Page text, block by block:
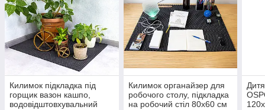
Килимок підкладка під
горщик вазон кашпо,
водовідштовхувальний
Килимок органайзер для
робочого столу, підкладка
на робочий стіл 80х60 см